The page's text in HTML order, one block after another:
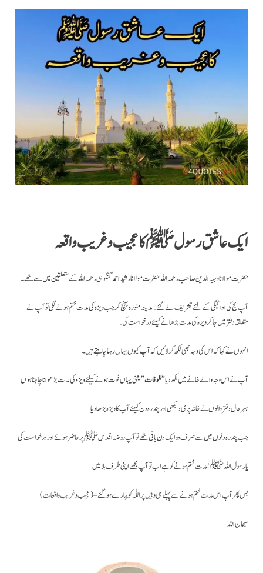
ایک عاشق رسولﷺکا عجیب و غریب واقعہ
حضرت مولانا وجیہ الدین صاحب رحمہ اللہ حضرت مولانا رشید احمد گنگوہی رحمہ اللہ کے متعلقین میں سے تھے ۔
آپ حج کی ادائیگی کے لئے تشریف لے گئے۔ مدینہ منورہ پہنچ کر جب ویزہ کی مدت ختم ہونے لگی تو آپ نے
متعلقہ دفتر میں جا کر ویزہ کی مدت بڑھانے کیلئے درخواست کی ۔
انہوں نے کہا کہ اس کی وجہ بھی لکھ کر لائیں کہ آپ کیوں یہاں رہنا چاہتے ہیں۔
آپ نے اس وجہ والے خانے میں لکھ دیا ”للوفات” یعنی یہاں فوت ہونے کیلئے ویزہ کی مدت بڑھوانا چاہتا ہوں
بہر حال دفتر والوں نے خانہ پری دیکھی اور پندرہ دن کیلئے آپ کا ویزہ بڑھا دیا
جب پندرہ دنوں میں سے صرف دو ایک دن باقی تھے تو آپ روضہ اقدسﷺپر حاضر ہوئے اور درخواست کی
یا رسول اللہﷺ! مدت ختم ہونے کو ہے اب تو آپ مجھے اپنی طرف بلا لیں
بس پھر آپ اس مدت ختم ہونے سے پہلے ہی وہیں پر اللّٰہ کو پیارے ہو گئے – ( عجیب وغریب واقعات)
سبحان اللہ